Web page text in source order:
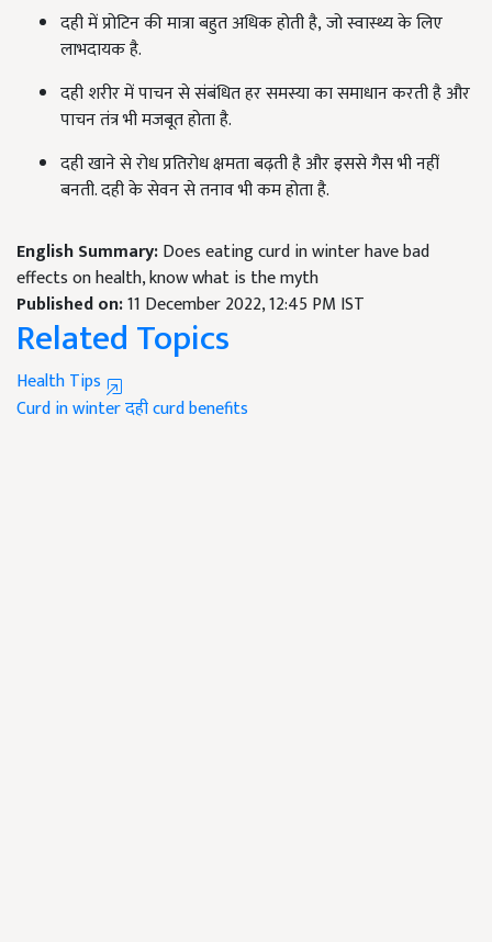
दही में प्रोटिन की मात्रा बहुत अधिक होती है,जो स्वास्थ्य के लिए
लाभदायक है.
दही शरीर में पाचन से संबंधित हर समस्या का समाधान करती है और
पाचन तंत्र भी मजबूत होता है.
दही खाने से रोध प्रतिरोध क्षमता बढ़ती है और इससे गैस भी नहीं
बनती. दही के सेवन से तनाव भी कम होता है.
English Summary:Does eating curd in winter have bad
effects on health, know what is the myth
Published on:11 December 2022, 12:45 PM IST
Related Topics
Health Tips
Curd in winterदहीcurd benefits